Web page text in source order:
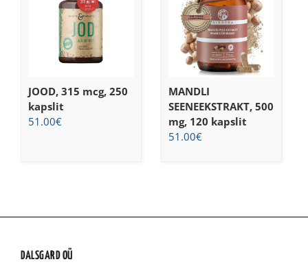
JOOD, 315 mcg, 250
kapslit
51.00€
MANDLI
SEENEEKSTRAKT, 500
mg, 120 kapslit
51.00€
DALSGARD OÜ